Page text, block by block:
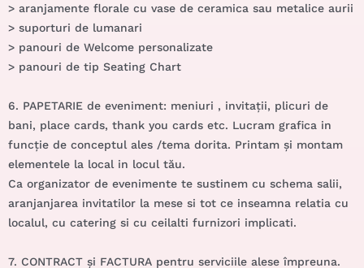
> aranjamente florale cu vase de ceramica sau metalice aurii
> suporturi de lumanari
> panouri de Welcome personalizate
> panouri de tip Seating Chart
6. PAPETARIE de eveniment: meniuri , invitații, plicuri de
bani, place cards, thank you cards etc. Lucram grafica in
funcție de conceptul ales /tema dorita. Printam și montam
elementele la local in locul tău.
Ca organizator de evenimente te sustinem cu schema salii,
aranjanjarea invitatilor la mese si tot ce inseamna relatia cu
localul, cu catering si cu ceilalti furnizori implicati.
7. CONTRACT și FACTURA pentru serviciile alese împreuna.